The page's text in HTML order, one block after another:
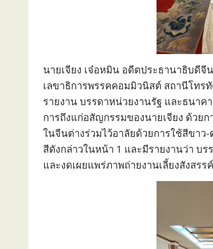
นายเจียง เจ๋อหมิน อดีตประธานาธิบดีจี
เลขาธิการพรรคคอมมิวนิสต์ สถานีโท
รายงาน บรรดาหน่วยงานรัฐ และธนา
การถึงแก่อสัญกรรมของนายเจียง ด้วย
ในจีนต่างร่วมไว้อาลัยด้วยการใช้สีขา
สีดังกล่าวในหน้า 1 และมีรายงานว่า บร
และงดเผยแพร่ภาพถ่ายงานเลี้ยงสังสร